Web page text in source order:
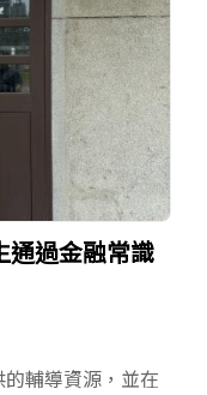
通過金融常識
輔導資源，並在